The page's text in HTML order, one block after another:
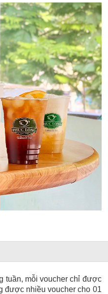
tuần, mỗi voucher chỉ được
được nhiều voucher cho 01